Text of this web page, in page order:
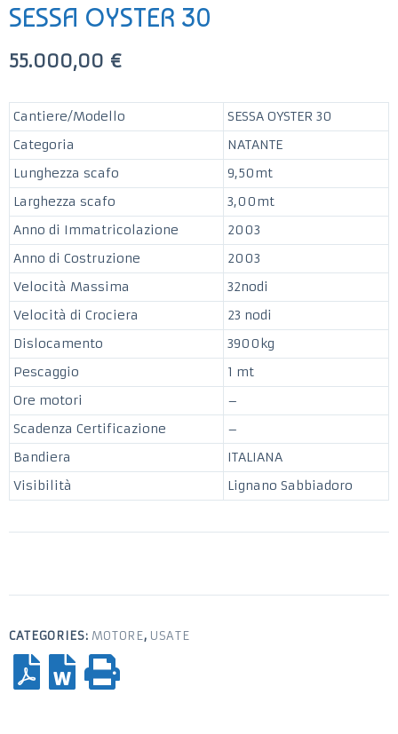
SESSA OYSTER 30
55.000,00 €
Cantiere/Modello
SESSA OYSTER 30
Categoria
NATANTE
Lunghezza scafo
9,50mt
Larghezza scafo
3,00mt
Anno di Immatricolazione
2003
Anno di Costruzione
2003
Velocità Massima
32nodi
Velocità di Crociera
23 nodi
Dislocamento
3900kg
Pescaggio
1 mt
Ore motori
–
Scadenza Certificazione
–
Bandiera
ITALIANA
Visibilità
Lignano Sabbiadoro
CATEGORIES: MOTORE, USATE